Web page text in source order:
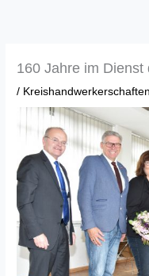
160 Jahre im Dienst
/ Kreishandwerkerschaften